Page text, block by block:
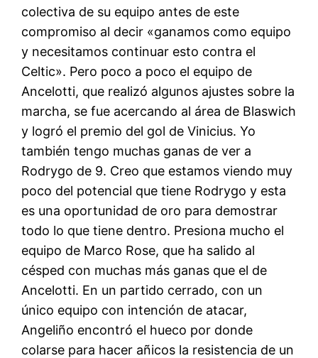
colectiva de su equipo antes de este
compromiso al decir «ganamos como equipo
y necesitamos continuar esto contra el
Celtic». Pero poco a poco el equipo de
Ancelotti, que realizó algunos ajustes sobre la
marcha, se fue acercando al área de Blaswich
y logró el premio del gol de Vinicius. Yo
también tengo muchas ganas de ver a
Rodrygo de 9. Creo que estamos viendo muy
poco del potencial que tiene Rodrygo y esta
es una oportunidad de oro para demostrar
todo lo que tiene dentro. Presiona mucho el
equipo de Marco Rose, que ha salido al
césped con muchas más ganas que el de
Ancelotti. En un partido cerrado, con un
único equipo con intención de atacar,
Angeliño encontró el hueco por donde
colarse para hacer añicos la resistencia de un